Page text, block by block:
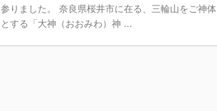
参りました。 奈良県桜井市に在る、三輪山をご神体
とする「大神（おおみわ）神 ...